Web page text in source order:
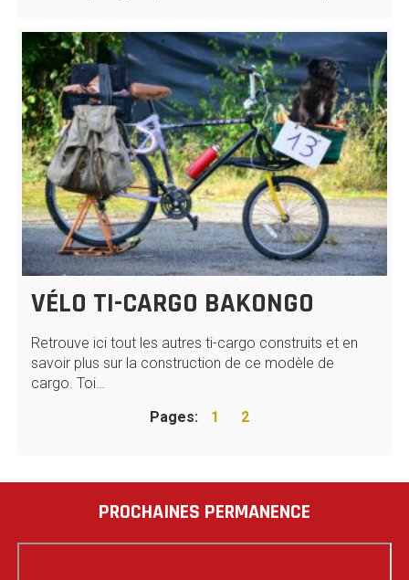
VÉLO TI-CARGO BAKONGO
Retrouve ici tout les autres ti-cargo construits et en
savoir plus sur la construction de ce modèle de
cargo. Toi…
Pages:
1 2
PROCHAINES PERMANENCE